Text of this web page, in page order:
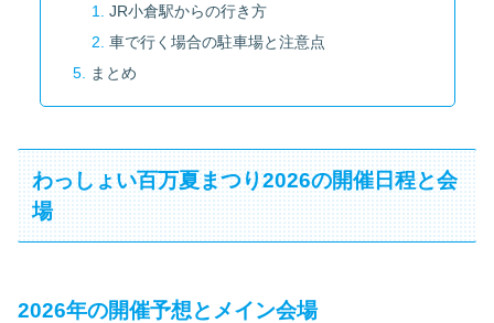
JR小倉駅からの行き方
車で行く場合の駐車場と注意点
まとめ
わっしょい百万夏まつり2026の開催日程と会
場
2026年の開催予想とメイン会場